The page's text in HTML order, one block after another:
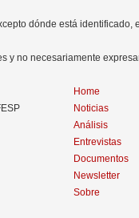
dónde está identificado,
y no necesariamente
Home
Noticias
Análisis
Entrevistas
Documentos
Newsletter
Sobre